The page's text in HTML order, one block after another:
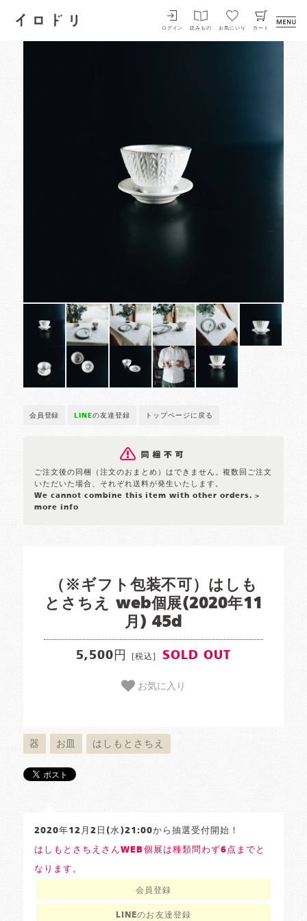
イロドリ
ログイン 読みもの お気にいり カート
会員登録 LINEの友達登録 トップページに戻る
ご注文後の同梱（注文のおまとめ）はできません。複数回ご注文
いただいた場合、それぞれ送料が発生いたします。
We cannot combine this item with other orders. >
more info
（※ギフト包装不可）はしも
とさちえ web個展(2020年11
月) 45d
5,500円 [税込] SOLD OUT
お気に入り
器 お皿 はしもとさちえ
2020年12月2日(水)21:00から抽選受付開始！
はしもとさちえさんWEB個展は種類問わず6点までと
なります。
会員登録
LINEのお友達登録